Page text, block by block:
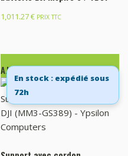
1,011.27€ PRIX TTC
AJOUTER AU PANIER
En stock : expédié sous
72h